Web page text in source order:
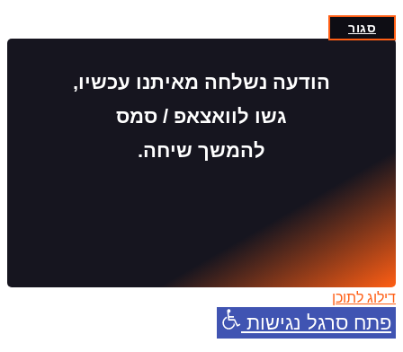
סגור
הודעה נשלחה מאיתנו עכשיו,
גשו לוואצאפ / סמס
להמשך שיחה.
דילוג לתוכן
פתח סרגל נגישות